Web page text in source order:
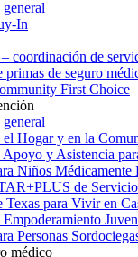
In
coordinación de
primas de seguro
First Choice
el Hogar y en la
Apoyo y Asistencia
Niños Médicamente
de
Texas para Vivir en
Empoderamiento
Personas
médico